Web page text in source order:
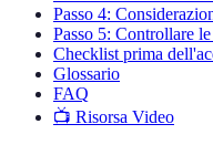
Passo 4:
Passo 5: Controllare
Checklist prima
Glossario
FAQ
📺 Risorsa Video